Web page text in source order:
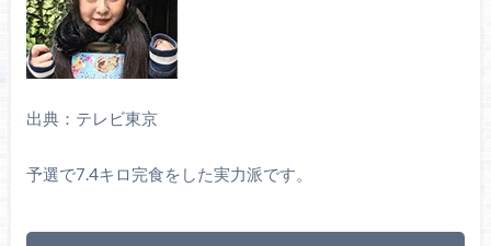
出典：テレビ東京
予選で7.4キロ完食をした実力派です。